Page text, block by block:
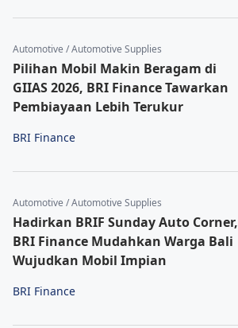
Automotive / Automotive Supplies
Pilihan Mobil Makin Beragam di
GIIAS 2026, BRI Finance Tawarkan
Pembiayaan Lebih Terukur
BRI Finance
Automotive / Automotive Supplies
Hadirkan BRIF Sunday Auto Corner,
BRI Finance Mudahkan Warga Bali
Wujudkan Mobil Impian
BRI Finance